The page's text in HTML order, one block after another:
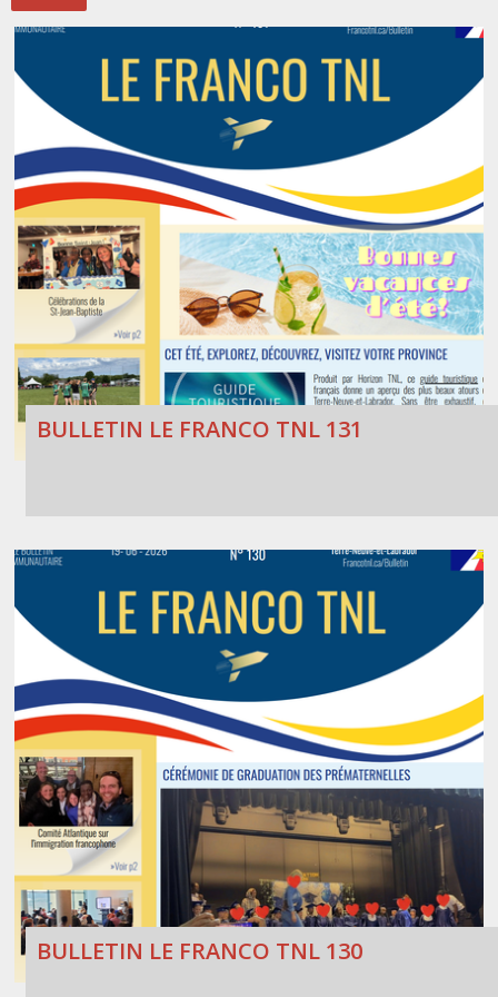
Stacy Smith
Nancy Dillon
Clare Halleran
Joseph Kayumba
Dominic Demers
Yulia Kudryakova
BULLETIN LE FRANCO TNL 131
BULLETIN LE FRANCO TNL 130